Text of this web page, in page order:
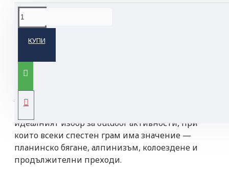
КУПИ
ОПИСАНИЕ НА ПРОДУКТА
лампа, която се събира в дланта на ръката ви. С
идеалният избор за outdoor активности, при
които всеки спестен грам има значение —
планинско бягане, алпинизъм, колоездене и
продължителни преходи.